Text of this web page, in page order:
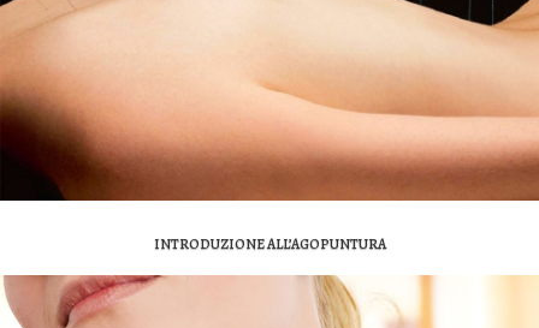
INTRODUZIONE ALL’AGOPUNTURA